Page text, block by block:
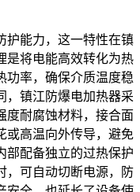
护能力，这一特性在镇
是将电能高效转化为热
功率，确保介质温度稳
，镇江防爆电加热器采
度耐腐蚀材料，接合面
或高温向外传导，避免
部配备独立的过热保护
，可自动切断电源，防